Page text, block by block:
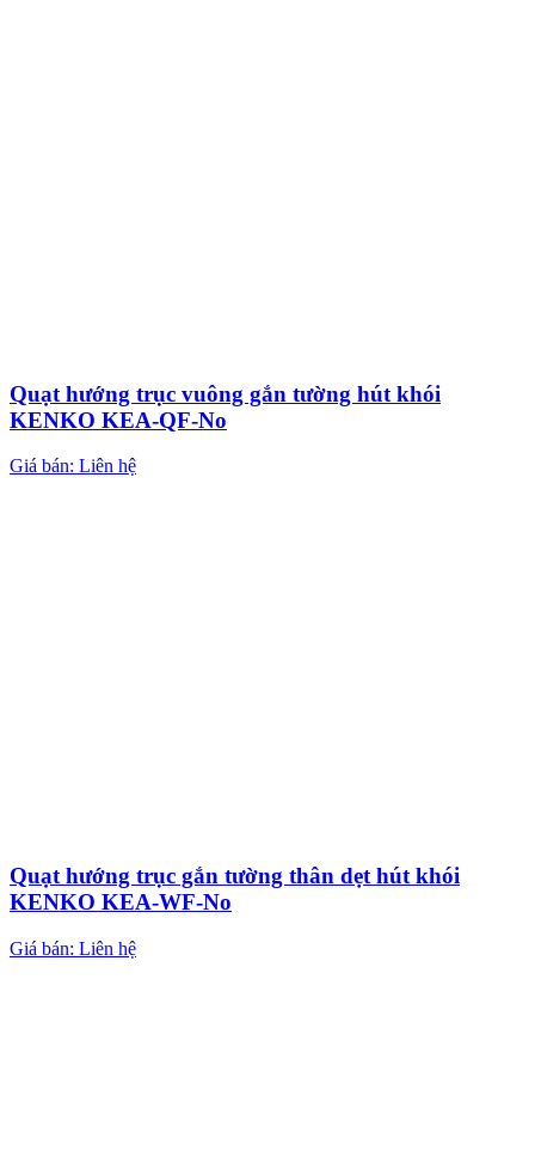
Quạt hướng trục vuông gắn tường hút khói
KENKO KEA-QF-No
Giá bán: Liên hệ
Quạt hướng trục gắn tường thân dẹt hút khói
KENKO KEA-WF-No
Giá bán: Liên hệ